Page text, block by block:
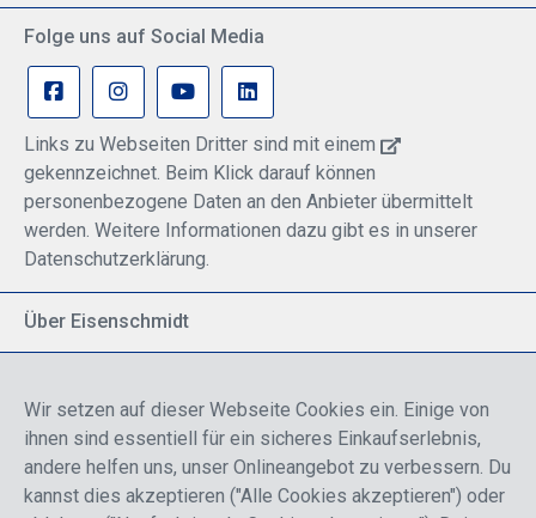
Folge uns auf Social Media
Links zu Webseiten Dritter sind mit einem
gekennzeichnet. Beim Klick darauf können
personenbezogene Daten an den Anbieter übermittelt
werden. Weitere Informationen dazu gibt es in unserer
Datenschutzerklärung.
Über Eisenschmidt
Breite Palette von Luftfahrtprodukten
Fokus auf Pilotenausbildung
Wir setzen auf dieser Webseite Cookies ein. Einige von
ihnen sind essentiell für ein sicheres Einkaufserlebnis,
andere helfen uns, unser Onlineangebot zu verbessern. Du
kannst dies akzeptieren ("Alle Cookies akzeptieren") oder